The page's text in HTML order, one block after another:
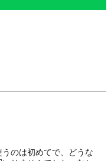
のは初めてで、どうな